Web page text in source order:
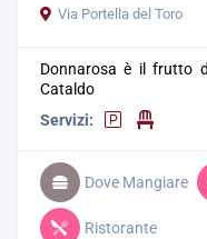
Via Portella del Toro
Donnarosa è il frutto
Cataldo
Servizi:
Dove Mangiare
Ristorante